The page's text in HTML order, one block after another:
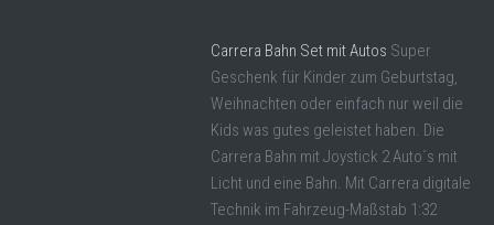
Carrera Bahn Set mit Autos Super
Geschenk für Kinder zum Geburtstag,
Weihnachten oder einfach nur weil die
Kids was gutes geleistet haben. Die
Carrera Bahn mit Joystick 2 Auto´s mit
Licht und eine Bahn. Mit Carrera digitale
Technik im Fahrzeug-Maßstab 1:32